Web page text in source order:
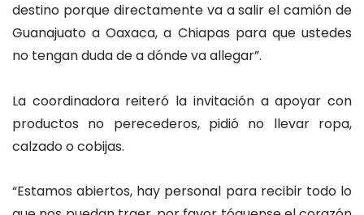
destino porque directamente va a salir el camión de
Guanajuato a Oaxaca, a Chiapas para que ustedes
no tengan duda de a dónde va allegar”.
La coordinadora reiteró la invitación a apoyar con
productos no perecederos, pidió no llevar ropa,
calzado o cobijas.
“Estamos abiertos, hay personal para recibir todo lo